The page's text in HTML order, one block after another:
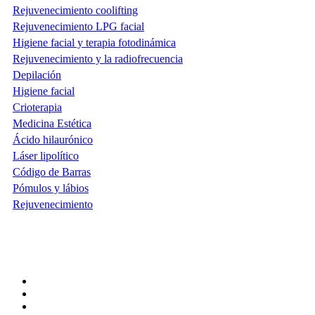
Rejuvenecimiento coolifting
Rejuvenecimiento LPG facial
Higiene facial y terapia fotodinámica
Rejuvenecimiento y la radiofrecuencia
Depilación
Higiene facial
Crioterapia
Medicina Estética
Ácido hilaurónico
Láser lipolítico
Código de Barras
Pómulos y lábios
Rejuvenecimiento